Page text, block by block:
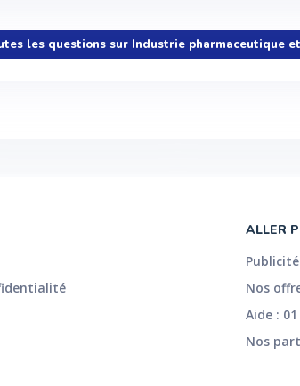
les questions sur Industrie pharmaceutique
ALLER
Nos
Aide :
Nos